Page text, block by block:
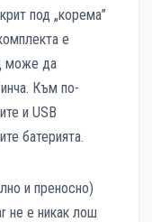
под „корема”
е
може да
Към по-
и USB
батерията.
и преносно)
не е никак лош